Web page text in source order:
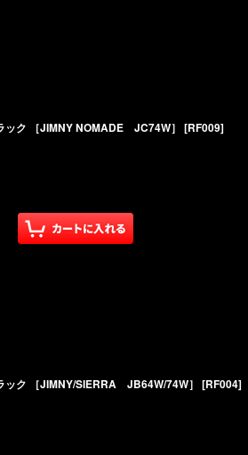
ク ［JIMNY NOMADE JC74W］ [RF009]
ク ［JIMNY/SIERRA JB64W/74W］ [RF004]